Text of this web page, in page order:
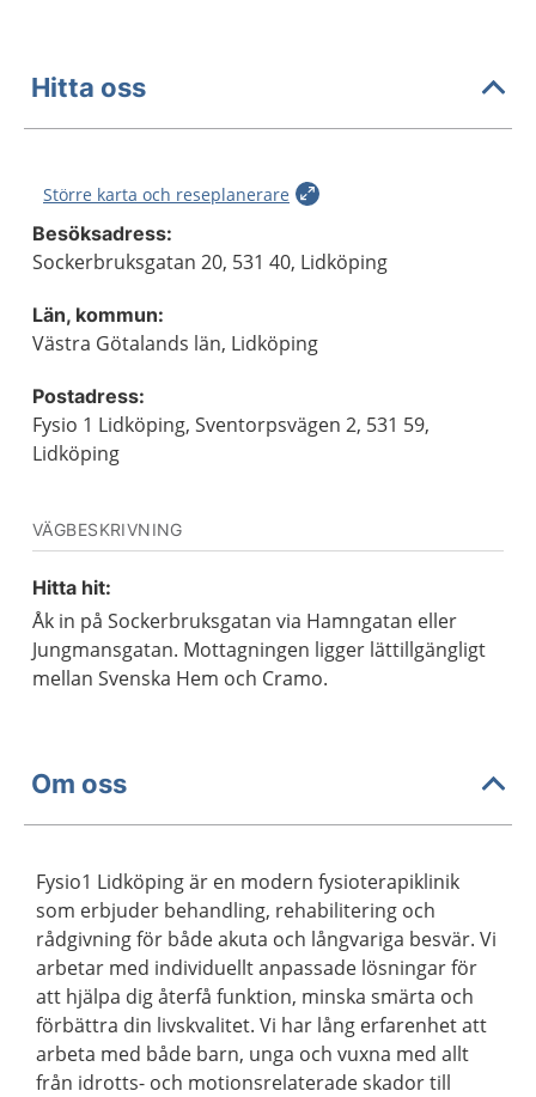
Hitta oss
Större karta och reseplanerare
Besöksadress:
Sockerbruksgatan 20, 531 40, Lidköping
Län, kommun:
Västra Götalands län, Lidköping
Postadress:
Fysio 1 Lidköping, Sventorpsvägen 2, 531 59,
Lidköping
VÄGBESKRIVNING
Hitta hit:
Åk in på Sockerbruksgatan via Hamngatan eller
Jungmansgatan. Mottagningen ligger lättillgängligt
mellan Svenska Hem och Cramo.
Om oss
Fysio1 Lidköping är en modern fysioterapiklinik
som erbjuder behandling, rehabilitering och
rådgivning för både akuta och långvariga besvär. Vi
arbetar med individuellt anpassade lösningar för
att hjälpa dig återfå funktion, minska smärta och
förbättra din livskvalitet. Vi har lång erfarenhet att
arbeta med både barn, unga och vuxna med allt
från idrotts- och motionsrelaterade skador till